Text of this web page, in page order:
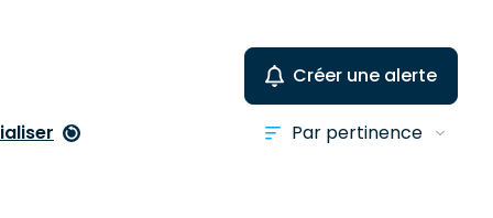
Créer une alerte